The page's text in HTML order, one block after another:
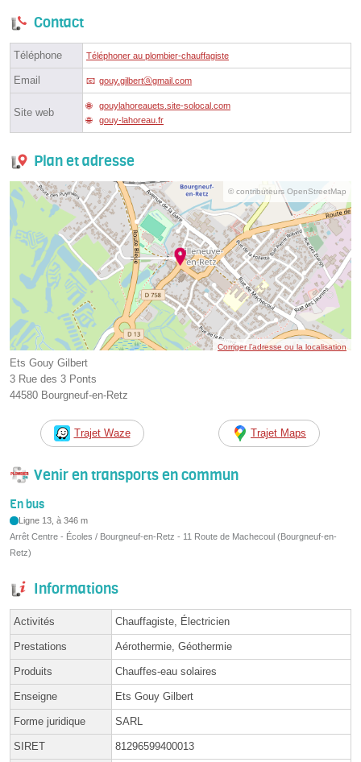
Contact
Téléphone Téléphoner au plombier-chauffagiste
Email gouy.gilbertⓐgmail.com
Site web
gouylahoreauets.site-solocal.com
gouy-lahoreau.fr
Plan et adresse
© contributeurs OpenStreetMap
Corriger l’adresse ou la localisation
Ets Gouy Gilbert
3 Rue des 3 Ponts
44580 Bourgneuf-en-Retz
Trajet Waze Trajet Maps
Venir en transports en commun
En bus
Ligne 13, à 346 m
Arrêt Centre - Écoles / Bourgneuf-en-Retz - 11 Route de Machecoul (Bourgneuf-en-
Retz)
Informations
Activités Chauffagiste, Électricien
Prestations Aérothermie, Géothermie
Produits Chauffes-eau solaires
Enseigne Ets Gouy Gilbert
Forme juridique SARL
SIRET 81296599400013